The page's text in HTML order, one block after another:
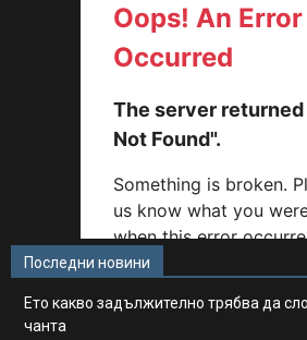
Последни новини
Ето какво задължително трябва да
чанта